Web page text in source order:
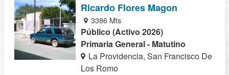
Ricardo Flores Magon
3386 Mts
Público (Activo 2026)
Primaria General - Matutino
La Providencia, San Francisco De
Los Romo